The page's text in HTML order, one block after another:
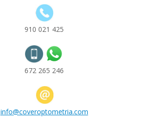
910 021 425
672 265 246
info@coveroptometria.com